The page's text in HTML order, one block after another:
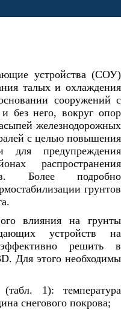
устройства (СОУ)
талых и охлаждения
сооружений с
без него, вокруг опор
железнодорожных
с целью повышения
предупреждения
распространения
Более подробно
грунтов
влияния на грунты
устройств на
решить в
. Для этого необходимы
(табл. 1): температура
снегового покрова;